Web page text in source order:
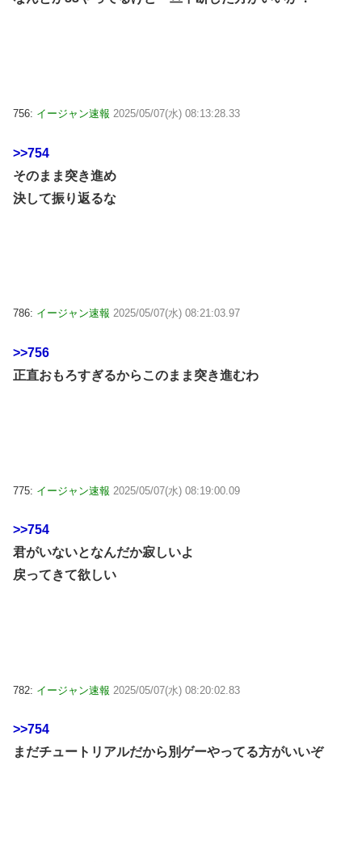
756: イージャン速報 2025/05/07(水) 08:13:28.33
>>754
そのまま突き進め
決して振り返るな
786: イージャン速報 2025/05/07(水) 08:21:03.97
>>756
正直おもろすぎるからこのまま突き進むわ
775: イージャン速報 2025/05/07(水) 08:19:00.09
>>754
君がいないとなんだか寂しいよ
戻ってきて欲しい
782: イージャン速報 2025/05/07(水) 08:20:02.83
>>754
まだチュートリアルだから別ゲーやってる方がいいぞ